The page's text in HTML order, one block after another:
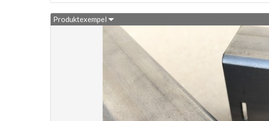
Produktexempel